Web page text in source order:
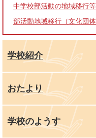
中学校部活動の地域移行
部活動地域移行（文化団
学校紹介
おたより
学校のようす